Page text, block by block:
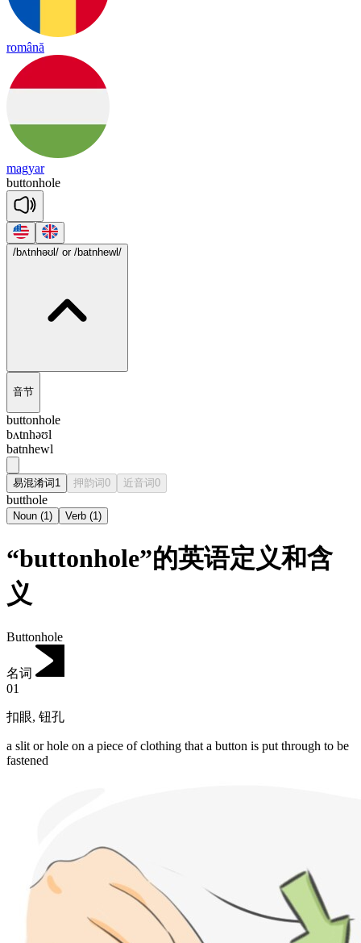
română
magyar
buttonhole
/bʌtnhəʊl/ or /batnhewl/
音节
buttonhole
bʌtnhəʊl
batnhewl
易混淆词1 押韵词0 近音词0
butthole
Noun (1) Verb (1)
“buttonhole”的英语定义和含
义
Buttonhole
名词
01
扣眼, 钮孔
a slit or hole on a piece of clothing that a button is put through to be
fastened